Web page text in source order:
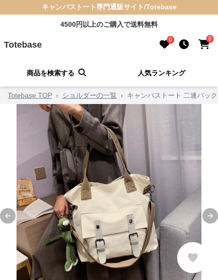
キャンバストート専門通販サイト/Totebase
4500円以上のご購入で送料無料
Totebase 0 0
商品を検索する 人気ランキング
Totebase TOP › ショルダーの一覧 › キャンバストート 二連バッ
Previous slide